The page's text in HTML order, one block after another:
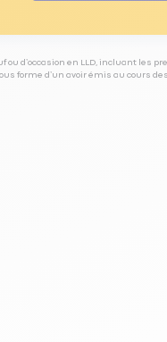
ou d’occasion en LLD, incluant les
forme d’un avoir émis au cours